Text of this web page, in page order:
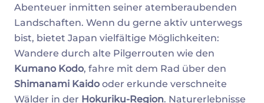
Abenteuer inmitten seiner atemberaubenden
Landschaften. Wenn du gerne aktiv unterwegs
bist, bietet Japan vielfältige Möglichkeiten:
Wandere durch alte Pilgerrouten wie den
Kumano Kodo, fahre mit dem Rad über den
Shimanami Kaido oder erkunde verschneite
Wälder in der Hokuriku-Region. Naturerlebnisse